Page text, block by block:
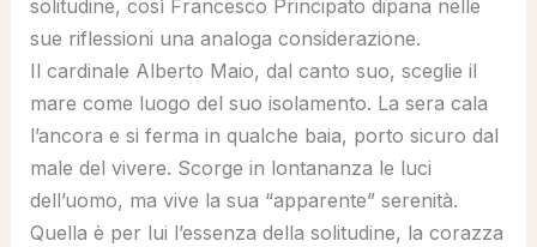
solitudine, così Francesco Principato dipana nelle
sue riflessioni una analoga considerazione.
Il cardinale Alberto Maio, dal canto suo, sceglie il
mare come luogo del suo isolamento. La sera cala
l’ancora e si ferma in qualche baia, porto sicuro dal
male del vivere. Scorge in lontananza le luci
dell’uomo, ma vive la sua “apparente” serenità.
Quella è per lui l’essenza della solitudine, la corazza